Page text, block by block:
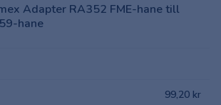
Adapter RA352 FME-hane till
hane
99,20 kr